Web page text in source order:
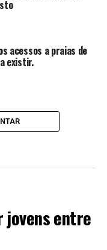
acessos a praias de
existir.
jovens entre